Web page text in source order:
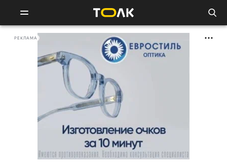
РЕКЛАМА